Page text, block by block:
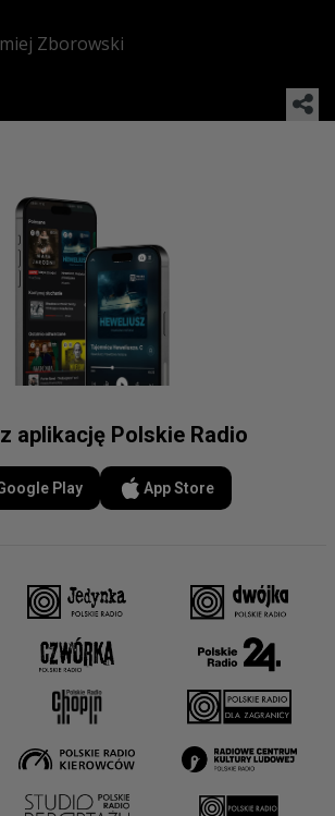
Zborowski
aplikację Polskie Radio
Play App Store